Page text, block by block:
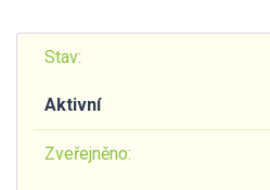
Stav:
Aktivní
Zveřejněno: